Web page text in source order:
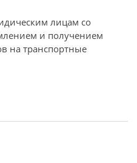
лицам со
и получением
на транспортные